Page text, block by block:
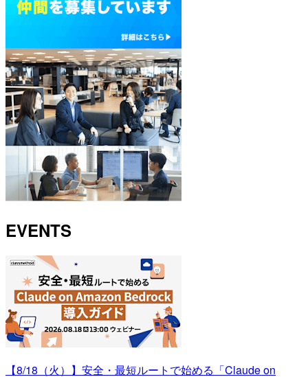
EVENTS
【8/18（火）】安全・最短ルートで始める「Claude on